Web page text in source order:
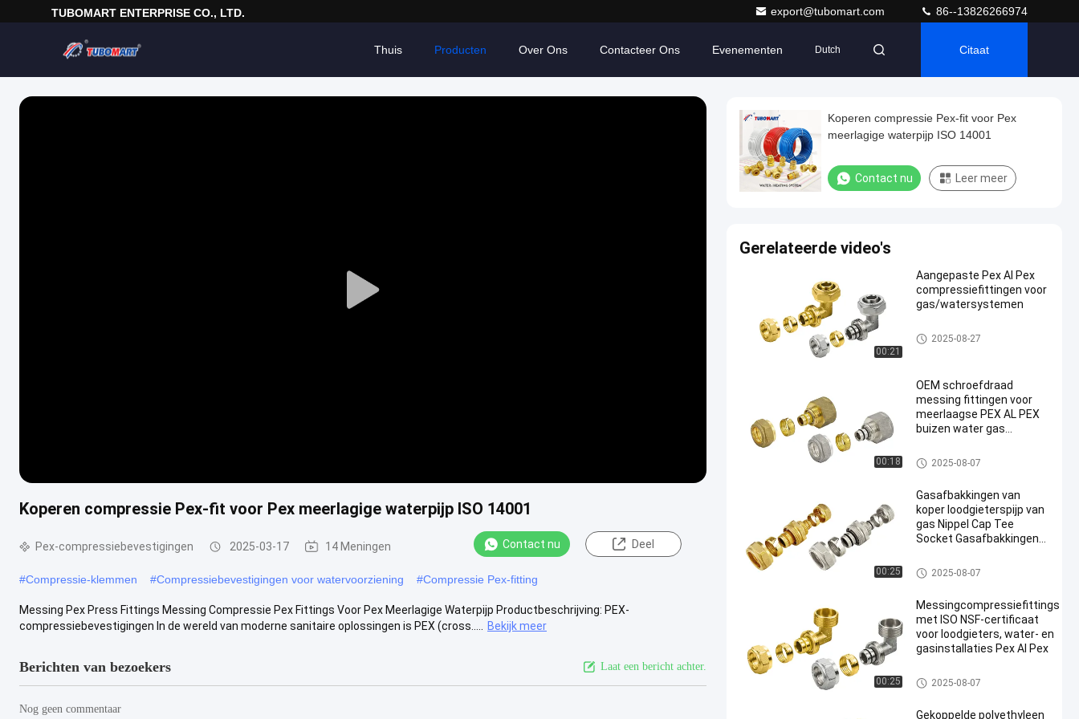
TUBOMART ENTERPRISE CO., LTD. export@tubomart.com 86--13826266974
Thuis Producten Over Ons Contacteer Ons Evenementen Dutch Citaat
Play
Koperen compressie Pex-fit voor Pex meerlagige waterpijp ISO 14001
Pex-compressiebevestigingen 2025-03-17 14 Meningen Contact nu Deel
#Compressie-klemmen #Compressiebevestigingen voor watervoorziening #Compressie Pex-fitting
Messing Pex Press Fittings Messing Compressie Pex Fittings Voor Pex Meerlagige Waterpijp Productbeschrijving: PEX-
compressiebevestigingen In de wereld van moderne sanitaire oplossingen is PEX (cross.....
Bekijk meer
Berichten van bezoekers Laat een bericht achter.
Nog geen commentaar
Koperen compressie Pex-fit voor Pex
meerlagige waterpijp ISO 14001
Contact nu Leer meer
Gerelateerde video's
00:21
Aangepaste Pex Al Pex
compressiefittingen voor
gas/watersystemen
Pex-compressiebevestigingen
2025-08-27
00:18
OEM schroefdraad
messing fittingen voor
meerlaagse PEX AL PEX
buizen water gas
sanitair
Pex-compressiebevestigingen
2025-08-07
00:25
Gasafbakkingen van
koper loodgieterspijp van
gas Nippel Cap Tee
Socket Gasafbakkingen
Pex-compressiebevestigingen
2025-08-07
00:25
Messingcompressiefittings
met ISO NSF-certificaat
voor loodgieters, water- en
gasinstallaties Pex Al Pex
Pex-compressiebevestigingen
2025-08-07
Gekoppelde polyethyleen